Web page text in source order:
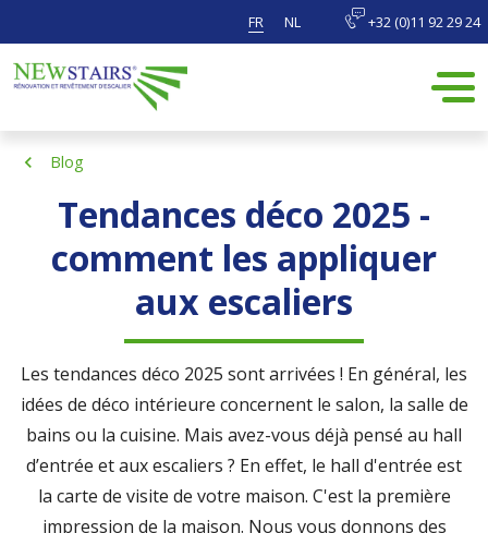
FR NL +32 (0)11 92 29 24
Blog
Tendances déco 2025 -
comment les appliquer
aux escaliers
Les tendances déco 2025 sont arrivées ! En général, les
idées de déco intérieure concernent le salon, la salle de
bains ou la cuisine. Mais avez-vous déjà pensé au hall
d’entrée et aux escaliers ? En effet, le hall d'entrée est
la carte de visite de votre maison. C'est la première
impression de la maison. Nous vous donnons des